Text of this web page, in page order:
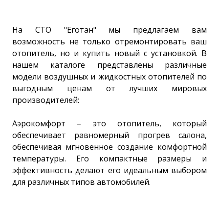
На СТО "Еготан" мы предлагаем вам
возможность не только отремонтировать ваш
отопитель, но и купить новый с установкой. В
нашем каталоге представлены различные
модели воздушных и жидкостных отопителей по
выгодным ценам от лучших мировых
производителей:
Аэрокомфорт – это отопитель, который
обеспечивает равномерный прогрев салона,
обеспечивая мгновенное создание комфортной
температуры. Его компактные размеры и
эффективность делают его идеальным выбором
для различных типов автомобилей.